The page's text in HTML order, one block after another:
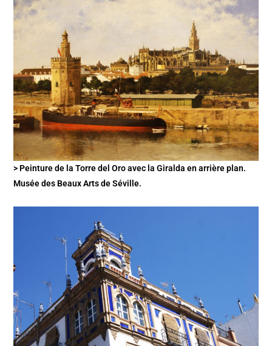
> Peinture de la Torre del Oro avec la Giralda en arrière plan.
Musée des Beaux Arts de Séville.